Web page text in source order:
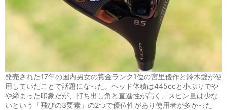
発売された17年の国内男女の賞金ランク1位の宮里優作と鈴木愛が使
用していたことで話題になった。ヘッド体積は445ccと小ぶりでや
や締まった印象だが、打ち出し角と直進性が高く、スピン量は少な
いという「飛びの3要素」の2つで優位性があり使用者が多かった